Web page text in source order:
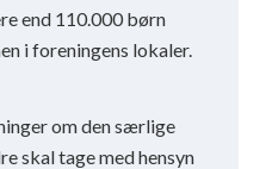
end 110.000 børn
i foreningens lokaler.
om den særlige
skal tage med hensyn